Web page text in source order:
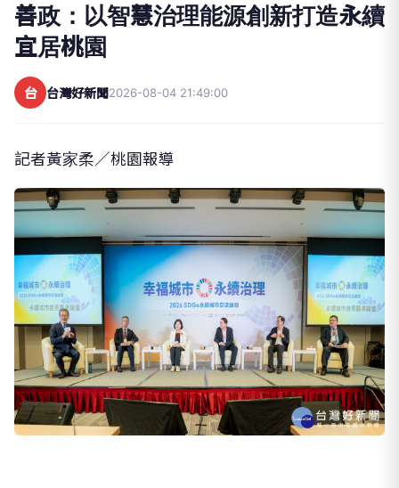
善政：以智慧治理能源創新打造永續
宜居桃園
台 台灣好新聞2026-08-04 21:49:00
記者黃家柔／桃園報導